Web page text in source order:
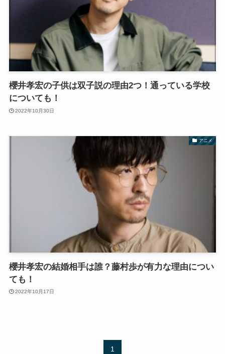
櫻井孝宏の子供は双子説の理由2つ！通っている学校
についても！
2022年10月30日
アニメ
櫻井孝宏の結婚相手は誰？藤村歩が有力な理由につい
ても！
2022年10月17日
1